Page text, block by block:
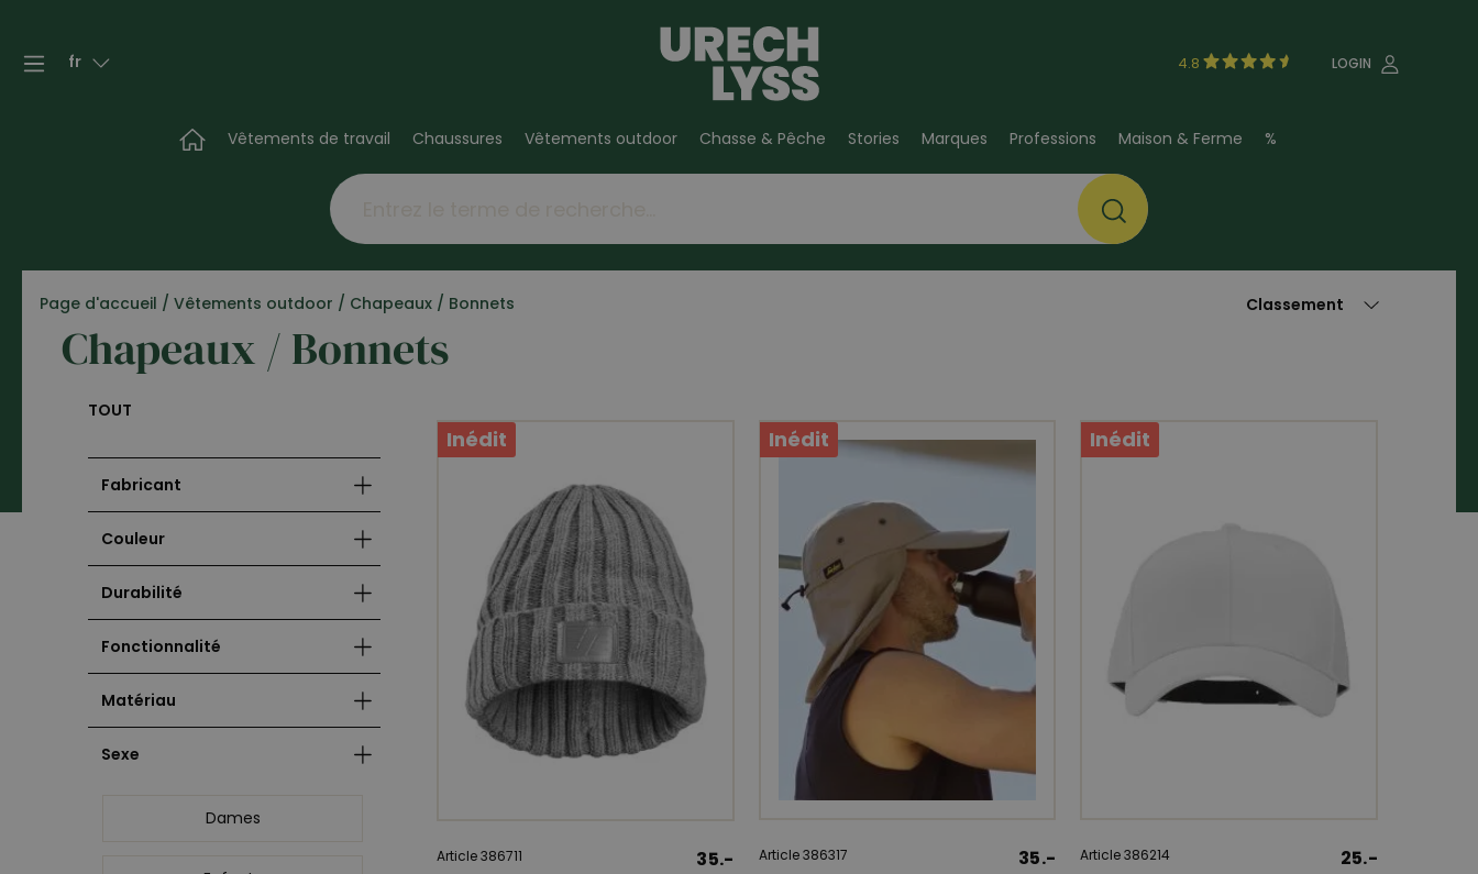
fr 4.8 LOGIN
Vêtements de travail Chaussures Vêtements outdoor Chasse & Pêche Stories Marques Professions Maison & Ferme %
Page d'accueil / Vêtements outdoor / Chapeaux / Bonnets
Chapeaux / Bonnets
TOUT
Fabricant
Couleur
Durabilité
Fonctionnalité
Matériau
Sexe
Dames
Inédit
Article 386711
35.-
Inédit
Article 386317
35.-
Inédit
Article 386214
25.-